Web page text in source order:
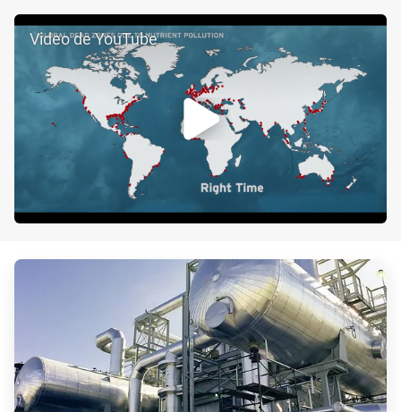
Video de YouTube
ArticleTile